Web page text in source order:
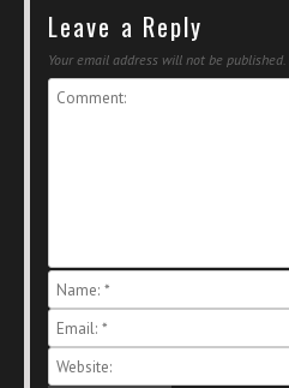
Leave a Reply
Your email address will not be published.